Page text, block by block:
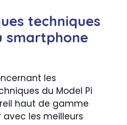
techniques
smartphone
les
du Model Pi
haut de gamme
les meilleurs